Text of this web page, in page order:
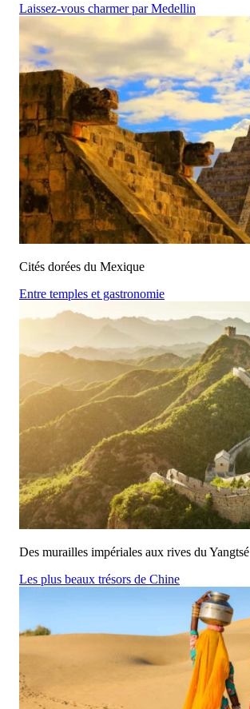
Laissez-vous charmer par Medellin
Cités dorées du Mexique
Entre temples et gastronomie
Des murailles impériales aux rives du Yangtsé
Les plus beaux trésors de Chine